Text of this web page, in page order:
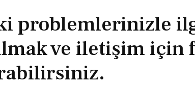
problemlerinizle
ve iletişim için